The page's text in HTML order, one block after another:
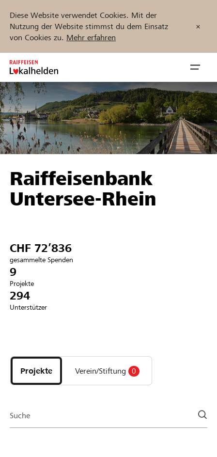
Diese Website verwendet Cookies. Mit der
Nutzung der Website stimmst du dem Einsatz
von Cookies zu. Mehr erfahren
Zum
Inhalt
springen
öffnen
Unterstützen
Hilfe & Support
Anmelden
Projekte und Organisationen finden
Jetzt starten
DE FR IT
Raiffeisenbank
Untersee-Rhein
CHF 72’836
gesammelte Spenden
9
Projekte
294
Unterstützer
Projekte
und
Organisationen
Projekte Verein/Stiftung 0
Suche